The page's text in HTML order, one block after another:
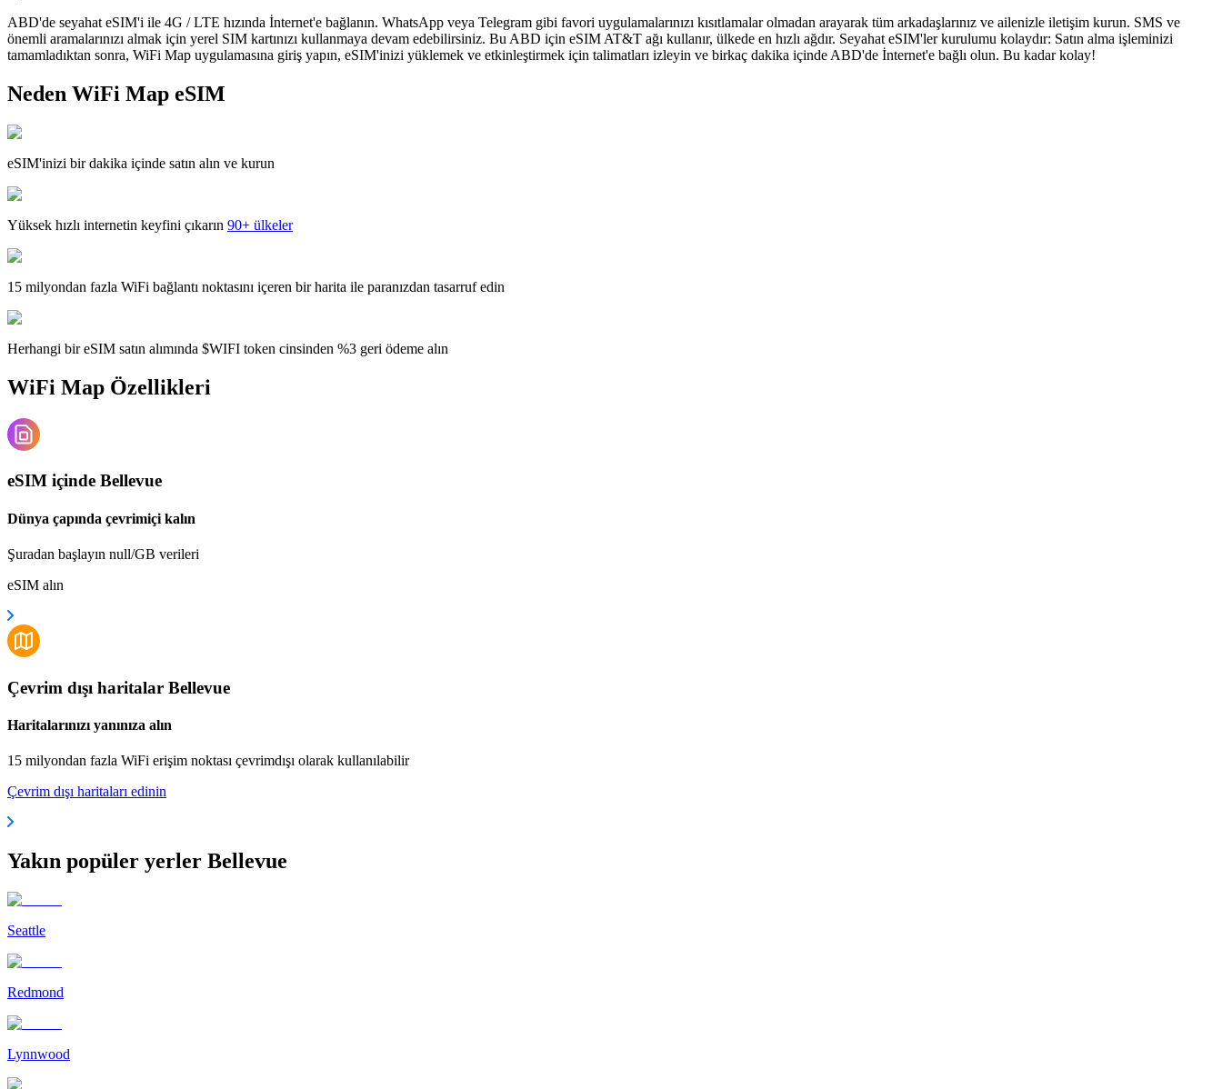
ABD'de seyahat eSIM'i ile 4G / LTE hızında İnternet'e bağlanın. WhatsApp veya Telegram gibi favori uygulamalarınızı kısıtlamalar olmadan arayarak tüm arkadaşlarınız ve ailenizle iletişim kurun. SMS ve
önemli aramalarınızı almak için yerel SIM kartınızı kullanmaya devam edebilirsiniz. Bu ABD için eSIM AT&T ağı kullanır, ülkede en hızlı ağdır. Seyahat eSIM'ler kurulumu kolaydır: Satın alma işleminizi
tamamladıktan sonra, WiFi Map uygulamasına giriş yapın, eSIM'inizi yüklemek ve etkinleştirmek için talimatları izleyin ve birkaç dakika içinde ABD'de İnternet'e bağlı olun. Bu kadar kolay!
Neden WiFi Map eSIM
eSIM'inizi bir dakika içinde satın alın ve kurun
Yüksek hızlı internetin keyfini çıkarın 90+ ülkeler
15 milyondan fazla WiFi bağlantı noktasını içeren bir harita ile paranızdan tasarruf edin
Herhangi bir eSIM satın alımında $WIFI token cinsinden %3 geri ödeme alın
WiFi Map Özellikleri
eSIM içinde Bellevue
Dünya çapında çevrimiçi kalın
Şuradan başlayın null/GB verileri
eSIM alın
Çevrim dışı haritalar Bellevue
Haritalarınızı yanınıza alın
15 milyondan fazla WiFi erişim noktası çevrimdışı olarak kullanılabilir
Çevrim dışı haritaları edinin
Yakın popüler yerler Bellevue
Seattle
Redmond
Lynnwood